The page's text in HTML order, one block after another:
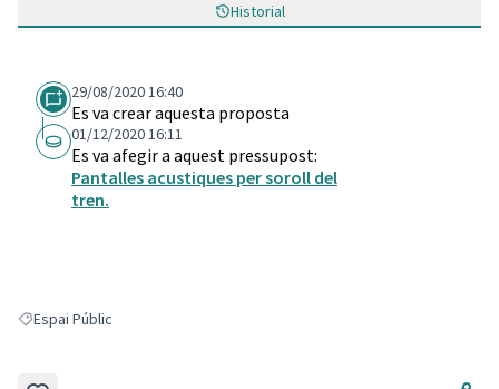
Historial
29/08/2020 16:40
Es va crear aquesta proposta
01/12/2020 16:11
Es va afegir a aquest pressupost:
Pantalles acustiques per soroll del
tren.
Resultats en filtrar per: Espai Públic
Espai Públic